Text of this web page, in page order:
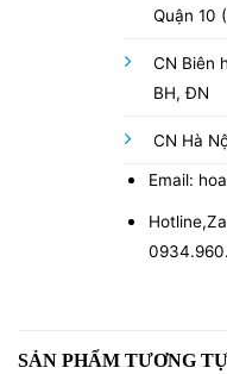
Quận 10
CN Biên
BH, ĐN
CN Hà
Email:
SẢN PHẨM TƯƠNG